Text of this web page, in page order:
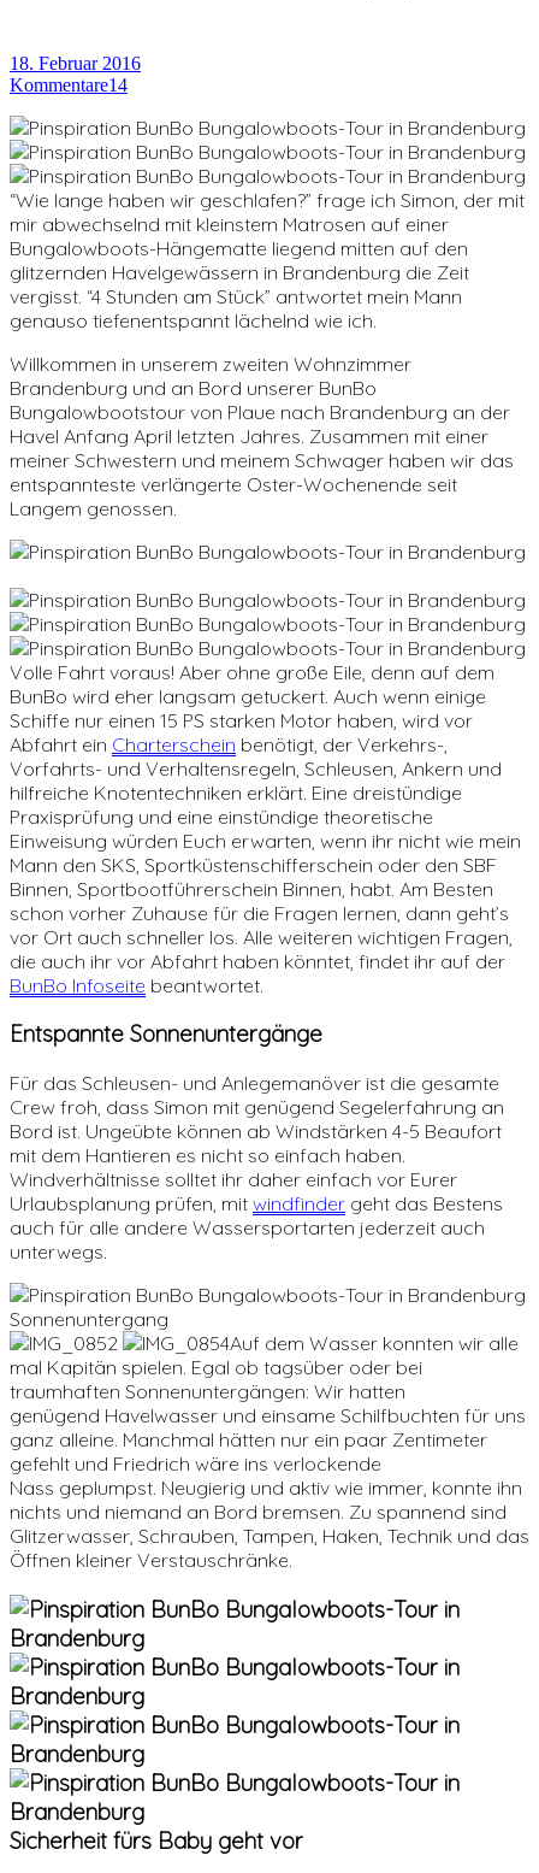
18. Februar 2016
Kommentare14
“Wie lange haben wir geschlafen?” frage ich Simon, der mit
mir abwechselnd mit kleinstem Matrosen auf einer
Bungalowboots-Hängematte liegend mitten auf den
glitzernden Havelgewässern in Brandenburg die Zeit
vergisst. “4 Stunden am Stück” antwortet mein Mann
genauso tiefenentspannt lächelnd wie ich.
Willkommen in unserem zweiten Wohnzimmer
Brandenburg und an Bord unserer BunBo
Bungalowbootstour von Plaue nach Brandenburg an der
Havel Anfang April letzten Jahres. Zusammen mit einer
meiner Schwestern und meinem Schwager haben wir das
entspannteste verlängerte Oster-Wochenende seit
Langem genossen.
Volle Fahrt voraus! Aber ohne große Eile, denn auf dem
BunBo wird eher langsam getuckert. Auch wenn einige
Schiffe nur einen 15 PS starken Motor haben, wird vor
Abfahrt ein Charterschein benötigt, der Verkehrs-,
Vorfahrts- und Verhaltensregeln, Schleusen, Ankern und
hilfreiche Knotentechniken erklärt. Eine dreistündige
Praxisprüfung und eine einstündige theoretische
Einweisung würden Euch erwarten, wenn ihr nicht wie mein
Mann den SKS, Sportküstenschifferschein oder den SBF
Binnen, Sportbootführerschein Binnen habt. Am Besten
schon vorher Zuhause für die Fragen lernen, dann geht’s
vor Ort auch schneller los. Alle weiteren wichtigen Fragen,
die auch ihr vor Abfahrt haben könntet, findet ihr auf der
BunBo Infoseite beantwortet.
Entspannte Sonnenuntergänge
Für das Schleusen- und Anlegemanöver ist die gesamte
Crew froh, dass Simon mit genügend Segelerfahrung an
Bord ist. Ungeübte können ab Windstärken 4-5 Beaufort
mit dem Hantieren es nicht so einfach haben.
Windverhältnisse solltet ihr daher einfach vor Eurer
Urlaubsplanung prüfen, mit windfinder geht das Bestens
auch für alle andere Wassersportarten jederzeit auch
unterwegs.
Auf dem Wasser konnten wir alle
mal Kapitän spielen. Egal ob tagsüber oder bei
traumhaften Sonnenuntergängen: Wir hatten
genügend Havelwasser und einsame Schilfbuchten für uns
ganz alleine. Manchmal hätten nur ein paar Zentimeter
gefehlt und Friedrich wäre ins verlockende
Nass geplumpst. Neugierig und aktiv wie immer, konnte ihn
nichts und niemand an Bord bremsen. Zu spannend sind
Glitzerwasser, Schrauben, Tampen, Haken, Technik und das
Öffnen kleiner Verstauschränke.
Sicherheit fürs Baby geht vor